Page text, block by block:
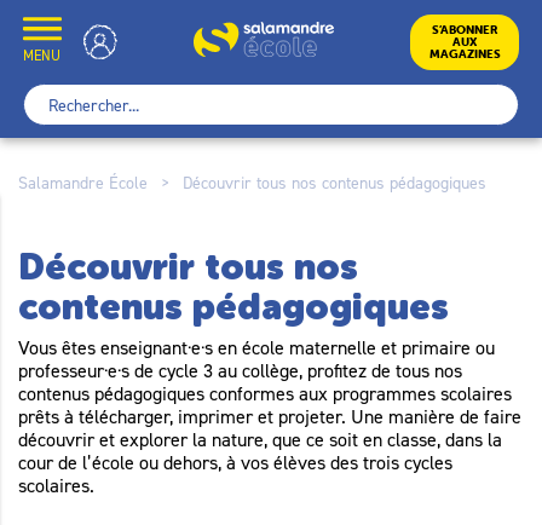
content
MENU
École S’ABONNER
AUX
MAGAZINES
Rechercher :
Salamandre École > Découvrir tous nos contenus pédagogiques
Découvrir tous nos
contenus pédagogiques
Vous êtes enseignant·e·s en école maternelle et primaire ou
professeur·e·s de cycle 3 au collège, profitez de tous nos
contenus pédagogiques conformes aux programmes scolaires
prêts à télécharger, imprimer et projeter. Une manière de faire
découvrir et explorer la nature, que ce soit en classe, dans la
cour de l’école ou dehors, à vos élèves des trois cycles
scolaires.